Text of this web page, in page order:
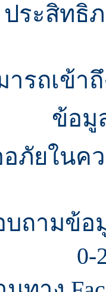
ประสิทธิ
ารถเข้า
ข้อมู
อภัยในค
ถามข้อ
0-